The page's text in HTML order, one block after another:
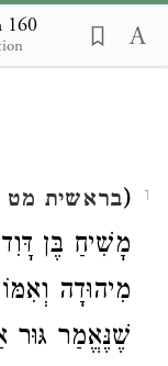
160
1
(בראשית מט
מָשִׁיחַ בֶּן
מִיהוּדָה
שֶׁנֶּאֱמַר גּוּר